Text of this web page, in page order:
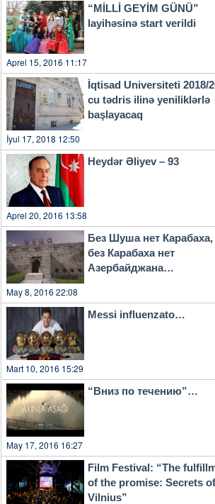
“MİLLİ GEYİM GÜNÜ”
layihəsinə start verildi
Aprel 15, 2016 11:17
İqtisad Universiteti 2018/
cu tədris ilinə yeniliklərlə
başlayacaq
İyul 17, 2018 12:50
Heydər Əliyev – 93
Aprel 20, 2016 13:58
Без Шуша нет Карабаха,
без Карабаха нет
Азербайджана…
May 8, 2016 22:08
Messi influenzato…
Mart 10, 2016 15:29
“Вниз по течению”…
May 17, 2016 16:27
Film Festival: “The
of the promise: Secrets of
Vilnius”